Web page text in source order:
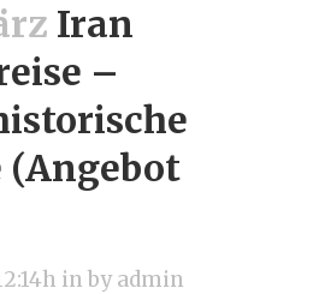
Iran
–
(Angebot
in by admin